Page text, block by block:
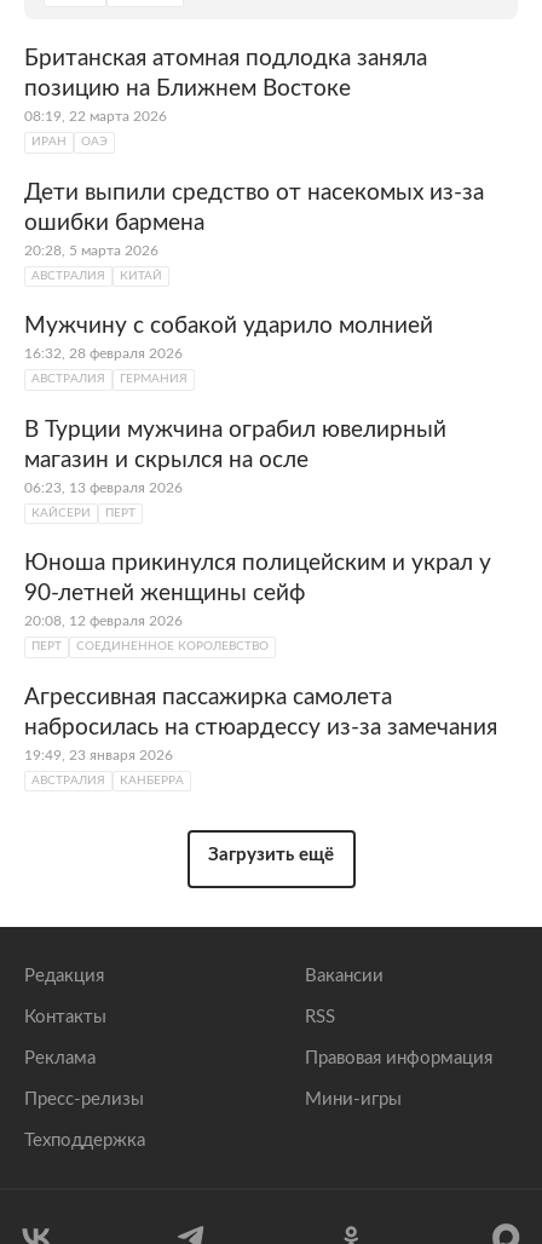
Британская атомная подлодка заняла
позицию на Ближнем Востоке
08:19, 22 марта 2026
ИРАН ОАЭ
Дети выпили средство от насекомых из-за
ошибки бармена
20:28, 5 марта 2026
АВСТРАЛИЯ КИТАЙ
Мужчину с собакой ударило молнией
16:32, 28 февраля 2026
АВСТРАЛИЯ ГЕРМАНИЯ
В Турции мужчина ограбил ювелирный
магазин и скрылся на осле
06:23, 13 февраля 2026
КАЙСЕРИ ПЕРТ
Юноша прикинулся полицейским и украл у
90-летней женщины сейф
20:08, 12 февраля 2026
ПЕРТ СОЕДИНЕННОЕ КОРОЛЕВСТВО
Агрессивная пассажирка самолета
набросилась на стюардессу из-за замечания
19:49, 23 января 2026
АВСТРАЛИЯ КАНБЕРРА
Загрузить ещё
Редакция
Контакты
Реклама
Пресс-релизы
Техподдержка
Вакансии
RSS
Правовая информация
Мини-игры